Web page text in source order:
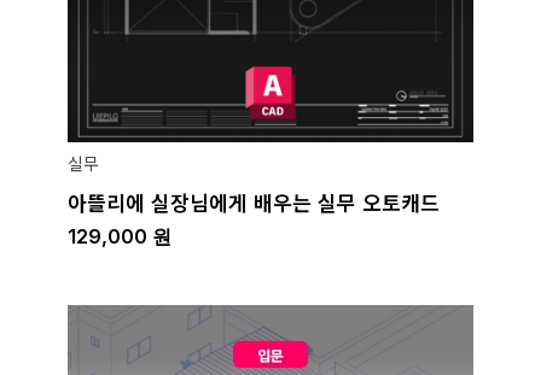
실무
아뜰리에 실장님에게 배우는 실무 오토캐드
129,000 원